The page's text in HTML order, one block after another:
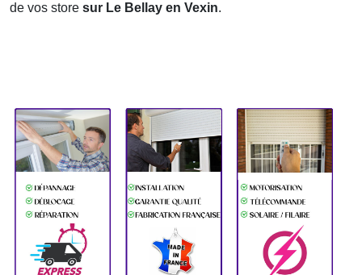
de vos store sur Le Bellay en Vexin.